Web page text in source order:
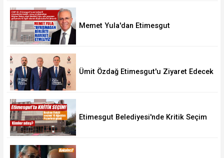
Memet Yula'dan Etimesgut
Ümit Özdağ Etimesgut'u Ziyaret Edecek
Etimesgut Belediyesi'nde Kritik Seçim